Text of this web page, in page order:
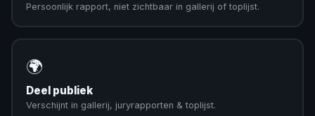
Persoonlijk rapport, niet zichtbaar in gallerij of toplijst.
🌍
Deel publiek
Verschijnt in gallerij, juryrapporten & toplijst.